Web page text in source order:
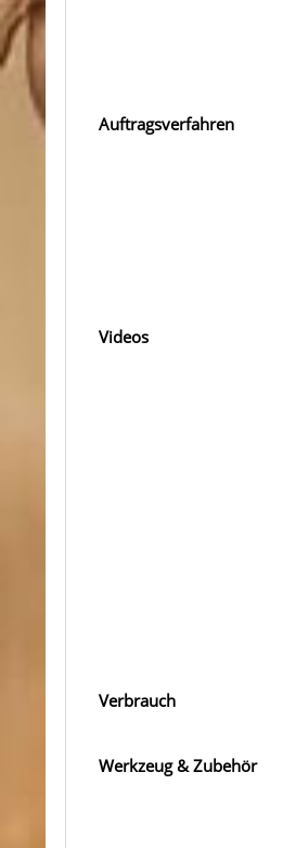
Auftragsverfahren
Videos
Verbrauch
Werkzeug & Zubehör